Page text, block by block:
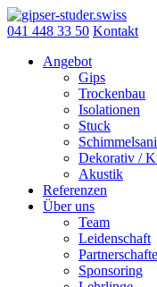
Skip
to
041 448 33 50 Kontakt
Angebot
Gips
Trockenbau
Isolationen
Stuck
Dekorativ /
Akustik
Referenzen
Über uns
Team
Leidenschaft
Sponsoring